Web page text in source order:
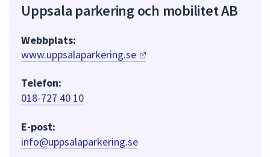
Uppsala parkering och mobilitet AB
Webbplats:
www.uppsalaparkering.se
Telefon:
018-727 40 10
E-post:
info@uppsalaparkering.se